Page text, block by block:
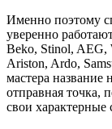
Именно поэтому
уверенно
Beko, Stinol, AEG,
Ariston, Ardo,
мастера название
отправная точка,
свои характерные